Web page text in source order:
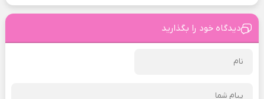
دیدگاه خود را بگذارید